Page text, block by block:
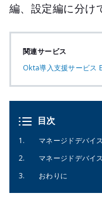
編、設定編に分け
関連サービス
Okta導入支援サービス
目次
マネージドデバイ
マネージドデバイ
おわりに